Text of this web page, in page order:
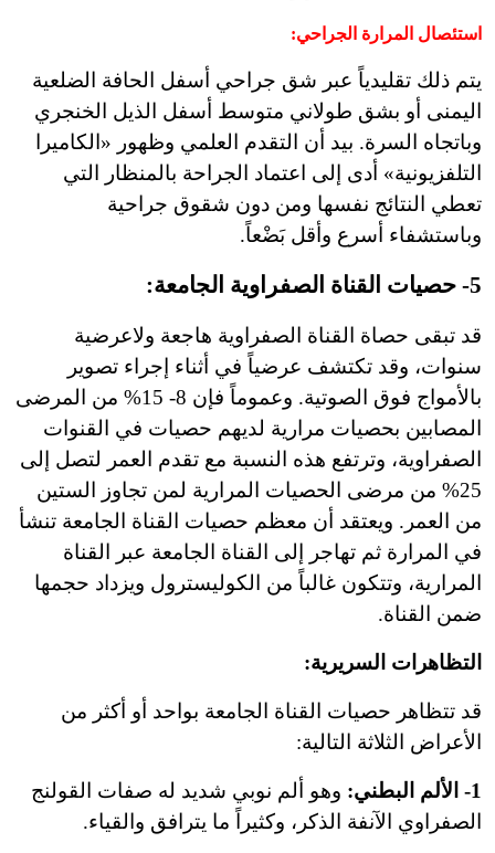
استئصال المرارة الجراحي:
يتم ذلك تقليدياً عبر شق جراحي أسفل الحافة الضلعية
اليمنى أو بشق طولاني متوسط أسفل الذيل الخنجري
وباتجاه السرة. بيد أن التقدم العلمي وظهور «الكاميرا
التلفزيونية» أدى إلى اعتماد الجراحة بالمنظار التي
تعطي النتائج نفسها ومن دون شقوق جراحية
وباستشفاء أسرع وأقل بَضْعاً.
5- حصيات القناة الصفراوية الجامعة:
قد تبقى حصاة القناة الصفراوية هاجعة ولاعرضية
سنوات، وقد تكتشف عرضياً في أثناء إجراء تصوير
بالأمواج فوق الصوتية. وعموماً فإن 8- 15% من المرضى
المصابين بحصيات مرارية لديهم حصيات في القنوات
الصفراوية، وترتفع هذه النسبة مع تقدم العمر لتصل إلى
25% من مرضى الحصيات المرارية لمن تجاوز الستين
من العمر. ويعتقد أن معظم حصيات القناة الجامعة تنشأ
في المرارة ثم تهاجر إلى القناة الجامعة عبر القناة
المرارية، وتتكون غالباً من الكوليسترول ويزداد حجمها
ضمن القناة.
التظاهرات السريرية:
قد تتظاهر حصيات القناة الجامعة بواحد أو أكثر من
الأعراض الثلاثة التالية:
1- الألم البطني:
وهو ألم نوبي شديد له صفات القولنج
الصفراوي الآنفة الذكر، وكثيراً ما يترافق والقياء.